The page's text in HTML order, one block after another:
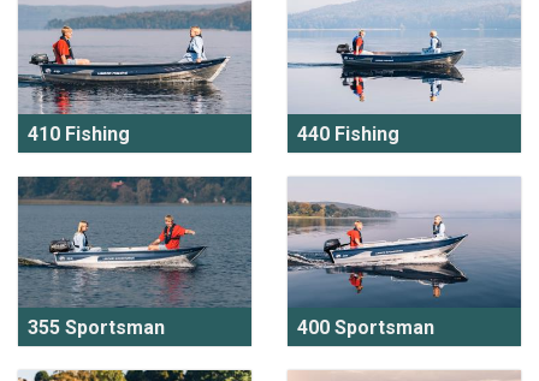
410 Fishing 440 Fishing
355 Sportsman 400 Sportsman